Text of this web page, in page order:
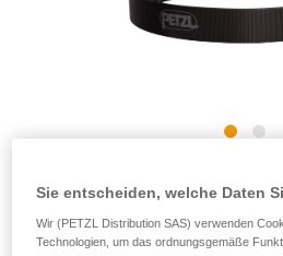
Kopfband ARIA
Ersatzkopfband für ARIA-
Sie entscheiden, welche Daten
Wir (PETZL Distribution SAS) verwenden
Technologien, um das ordnungsgemäße